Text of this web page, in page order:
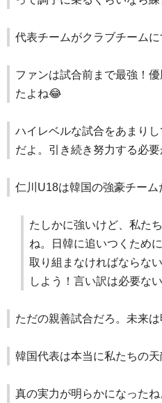
代表チームがクラブチーム
ファンは試合前まで最強！
たよね😂
ハイレベルな試合をあまり
だよ。引き続き努力する必要
仁川U18は韓国の強豪チーム
たしかに強いけど、私た
ね。日韓に追いつくため
取り組まなければならな
しよう！言い訳は必要ない
ただの親善試合だろ。未来
韓国代表は本当に私たちの
真の実力が明らかになったね